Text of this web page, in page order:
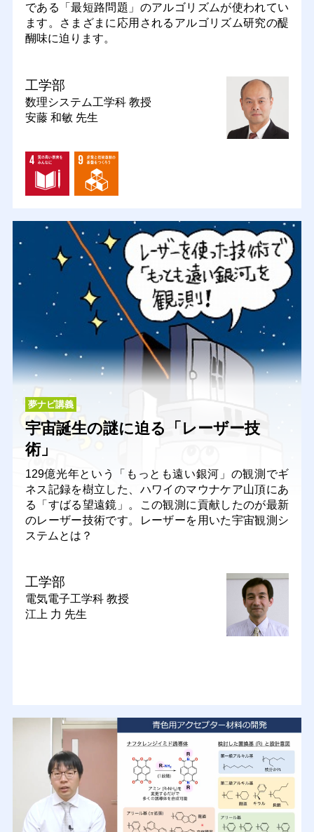
である「最短路問題」のアルゴリズムが使われてい
ます。さまざまに応用されるアルゴリズム研究の醍
醐味に迫ります。
工学部
数理システム工学科 教授
安藤 和敏 先生
夢ナビ講義
宇宙誕生の謎に迫る「レーザー技
術」
129億光年という「もっとも遠い銀河」の観測でギ
ネス記録を樹立した、ハワイのマウナケア山頂にあ
る「すばる望遠鏡」。この観測に貢献したのが最新
のレーザー技術です。レーザーを用いた宇宙観測シ
ステムとは？
工学部
電気電子工学科 教授
江上 力 先生